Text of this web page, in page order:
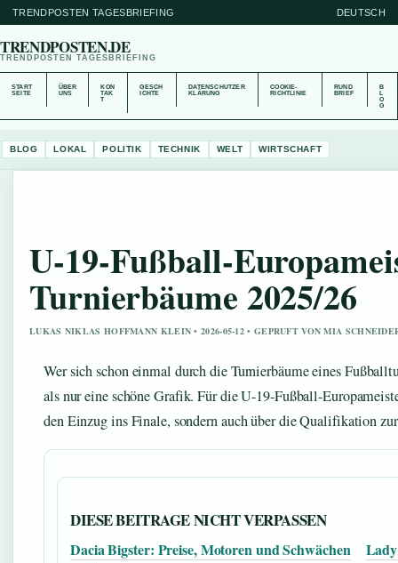
TRENDPOSTEN TAGESBRIEFING DEUTSCH
TRENDPOSTEN.DE
TRENDPOSTEN TAGESBRIEFING
START
SEITE
ÜBER
UNS
KON
TAK
T
GESCH
ICHTE
DATENSCHUTZER
KLÄRUNG
COOKIE-
RICHTLINIE
RUND
BRIEF
B
O
G
BLOG LOKAL POLITIK TECHNIK WELT WIRTSCHAFT
U-19-Fußball-
Turnierbäume 2025/26
LUKAS NIKLAS HOFFMANN KLEIN • 2026-05-12 • GEPRUFT VON MIA
Wer sich schon einmal durch die Turnierbäume eines
als nur eine schöne Grafik. Für die U-19-Fußball-
den Einzug ins Finale, sondern auch über die Qualifikation
DIESE BEITRAGE NICHT VERPASSEN
Dacia Bigster: Preise, Motoren und Schwächen